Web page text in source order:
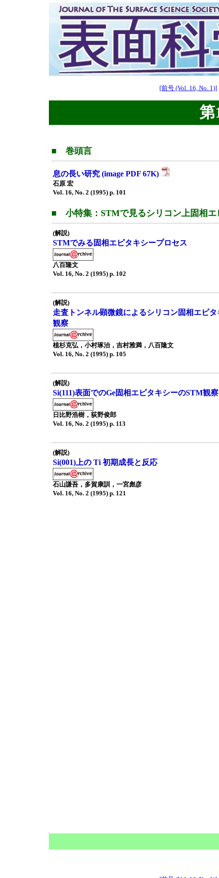
[前号 (Vol. 16, No. 1)]
第
■ 巻頭言
息の長い研究 (image PDF 67K)
石原 宏
Vol. 16, No. 2 (1995) p. 101
■ 小特集：STMで見るシリコン上固相エ
(解説)
STMでみる固相エピタキシープロセス
八百隆文
Vol. 16, No. 2 (1995) p. 102
(解説)
走査トンネル顕微鏡によるシリコン固相エピ
観察
植杉克弘，小村琢治，吉村雅満，八百隆文
Vol. 16, No. 2 (1995) p. 105
(解説)
Si(111)表面でのGe固相エピタキシーのSTM観察
日比野浩樹，荻野俊郎
Vol. 16, No. 2 (1995) p. 113
(解説)
Si(001)上の Ti 初期成長と反応
石山謙吾，多賀康訓，一宮彪彦
Vol. 16, No. 2 (1995) p. 121